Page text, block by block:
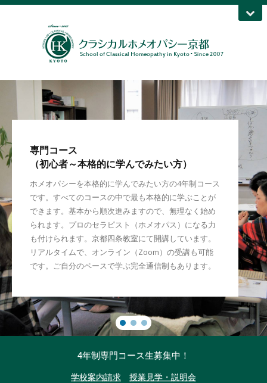
専門コース
（初心者～本格的に学んでみたい方）
ホメオパシーを本格的に学んでみたい方の4年制コース
です。すべてのコースの中で最も本格的に学ぶことが
できます。基本から順次進みますので、無理なく始め
られます。プロのセラピスト（ホメオパス）になる力
も付けられます。京都四条教室にて開講しています。
リアルタイムで、オンライン（Zoom）の受講も可能
です。ご自分のペースで学ぶ完全通信制もあります。
4年制専門コース生募集中！
学校案内請求 授業見学・説明会